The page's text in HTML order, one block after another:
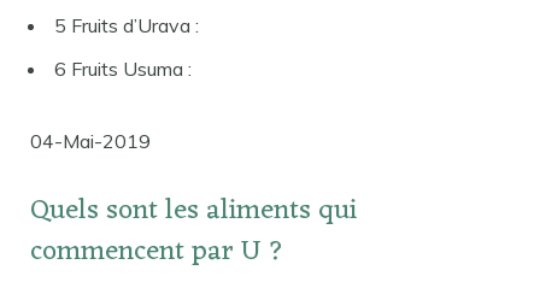
5 Fruits d’Urava :
6 Fruits Usuma :
04-Mai-2019
Quels sont les aliments qui
commencent par U ?